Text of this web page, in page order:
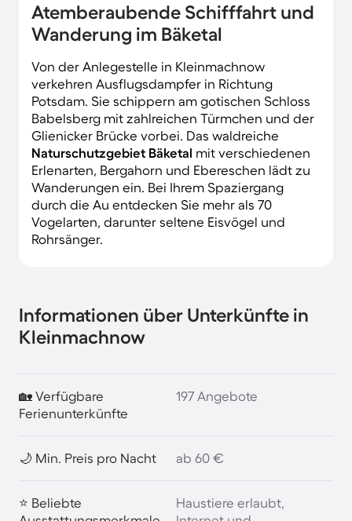
Atemberaubende Schifffahrt und
Wanderung im Bäketal
Von der Anlegestelle in Kleinmachnow
verkehren Ausflugsdampfer in Richtung
Potsdam. Sie schippern am gotischen Schloss
Babelsberg mit zahlreichen Türmchen und der
Glienicker Brücke vorbei. Das waldreiche
Naturschutzgebiet Bäketal mit verschiedenen
Erlenarten, Bergahorn und Ebereschen lädt zu
Wanderungen ein. Bei Ihrem Spaziergang
durch die Au entdecken Sie mehr als 70
Vogelarten, darunter seltene Eisvögel und
Rohrsänger.
Informationen über Unterkünfte in
Kleinmachnow
🏡 Verfügbare
Ferienunterkünfte
197 Angebote
🌙 Min. Preis pro Nacht ab 60 €
⭐ Beliebte
Haustiere erlaubt,